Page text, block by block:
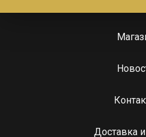
Доставка